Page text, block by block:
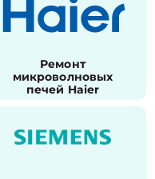
Ремонт
микроволновых
печей Haier